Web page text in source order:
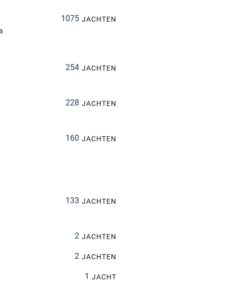
1075 JACHTEN
254 JACHTEN
228 JACHTEN
160 JACHTEN
133 JACHTEN
2 JACHTEN
2 JACHTEN
1 JACHT